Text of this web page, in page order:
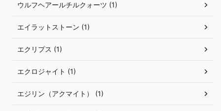
ウルフヘアールチルクォーツ (1)
エイラットストーン (1)
エクリプス (1)
エクロジャイト (1)
エジリン（アクマイト） (1)